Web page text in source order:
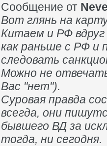
Сообщение от
Вот глянь на
Китаем и РФ
как раньше с РФ и
следовать
Можно не
Вас "нет").
Суровая правда
всегда, они
бывшего ВД за
тогда, ни сегодня.